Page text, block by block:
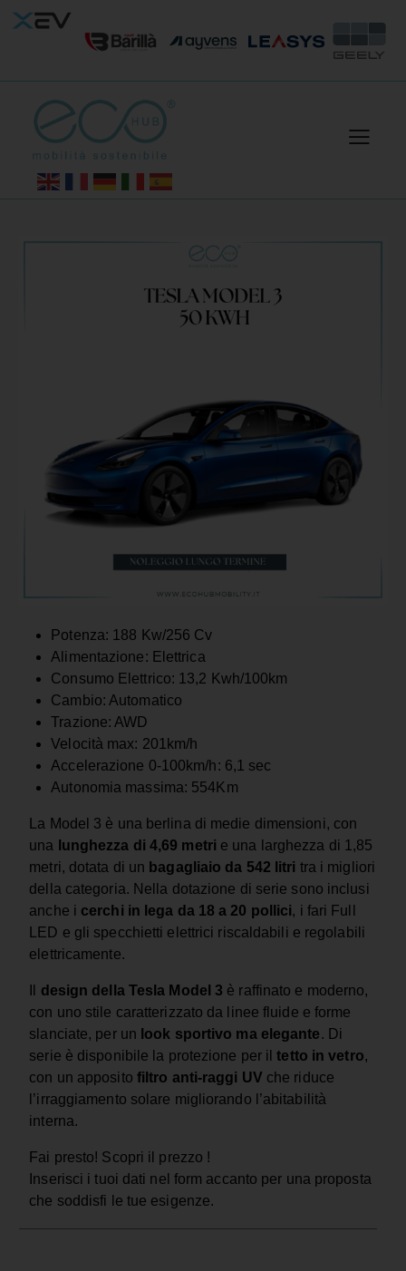
Potenza: 188 Kw/256 Cv
Alimentazione: Elettrica
Consumo Elettrico: 13,2 Kwh/100km
Cambio: Automatico
Trazione: AWD
Velocità max: 201km/h
Accelerazione 0-100km/h: 6,1 sec
Autonomia massima: 554Km
La Model 3 è una berlina di medie dimensioni, con
una
lunghezza di 4,69 metri e una larghezza di 1,85
metri, dotata di un bagagliaio da 542 litri tra i migliori
della categoria. Nella dotazione di serie sono inclusi
anche i cerchi in lega da 18 a 20 pollici, i fari Full
LED e gli specchietti elettrici riscaldabili e regolabili
elettricamente.
design della Tesla Model 3 è raffinato e moderno,
con uno stile caratterizzato da linee fluide e forme
slanciate, per un look sportivo ma elegante. Di
serie è disponibile la protezione per iltetto in vetro,
con un apposito filtro anti-raggi UV che riduce
l’irraggiamento solare migliorando l’abitabilità
interna.
Fai presto! Scopri il prezzo !
Inserisci i tuoi dati nel form accanto per una proposta
che soddisfi le tue esigenze.